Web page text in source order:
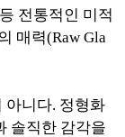
전통적인 미적
매력(Raw Gla
아니다. 정형화
솔직한 감각을